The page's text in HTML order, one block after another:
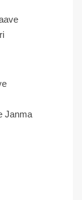
Janma